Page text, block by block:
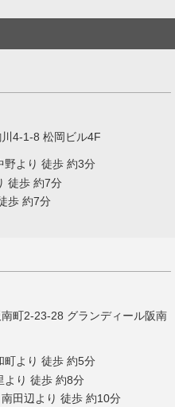
4-1-8 松岡ビル4F
野より 徒歩 約3分
徒歩 約7分
歩 約7分
町2-23-28 グランディール阪南
町より 徒歩 約5分
より 徒歩 約8分
田辺より 徒歩 約10分